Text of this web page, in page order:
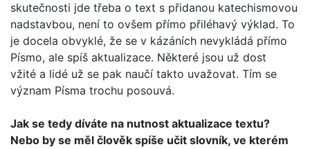
skutečnosti jde třeba o text s přidanou katechismovou
nadstavbou, není to ovšem přímo přiléhavý výklad. To
je docela obvyklé, že se v kázáních nevy­kládá přímo
Písmo, ale spíš aktualizace. Některé jsou už dost
vžité a lidé už se pak naučí takto uvažovat. Tím se
význam Písma trochu posouvá.
Jak se tedy díváte na nutnost aktualizace textu?
Nebo by se měl člověk spíše učit slovník, ve kterém